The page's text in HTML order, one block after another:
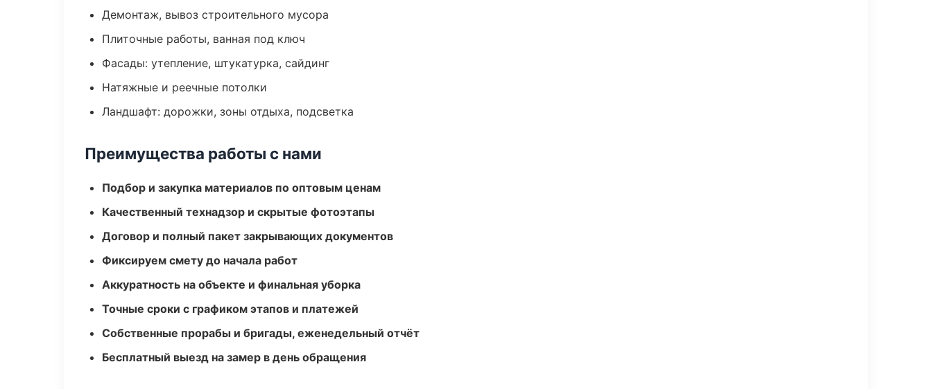
Демонтаж, вывоз строительного мусора
Плиточные работы, ванная под ключ
Фасады: утепление, штукатурка, сайдинг
Натяжные и реечные потолки
Ландшафт: дорожки, зоны отдыха, подсветка
Преимущества работы с нами
Подбор и закупка материалов по оптовым ценам
Качественный технадзор и скрытые фотоэтапы
Договор и полный пакет закрывающих документов
Фиксируем смету до начала работ
Аккуратность на объекте и финальная уборка
Точные сроки с графиком этапов и платежей
Собственные прорабы и бригады, еженедельный отчёт
Бесплатный выезд на замер в день обращения